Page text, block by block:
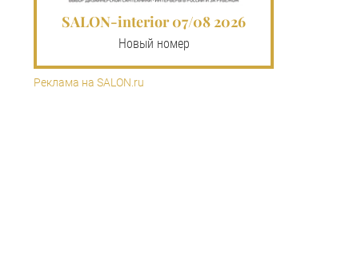
SALON-interior 07/08 2026
Новый номер
Реклама на SALON.ru